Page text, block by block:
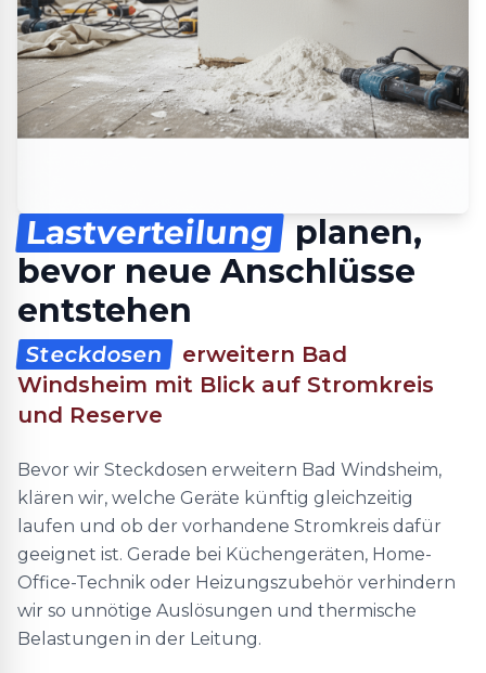
Lastverteilung
planen,
bevor neue Anschlüsse
entstehen
Steckdosen
erweitern Bad
Windsheim mit Blick auf Stromkreis
und Reserve
Bevor wir Steckdosen erweitern Bad Windsheim,
klären wir, welche Geräte künftig gleichzeitig
laufen und ob der vorhandene Stromkreis dafür
geeignet ist. Gerade bei Küchengeräten, Home-
Office-Technik oder Heizungszubehör verhindern
wir so unnötige Auslösungen und thermische
Belastungen in der Leitung.